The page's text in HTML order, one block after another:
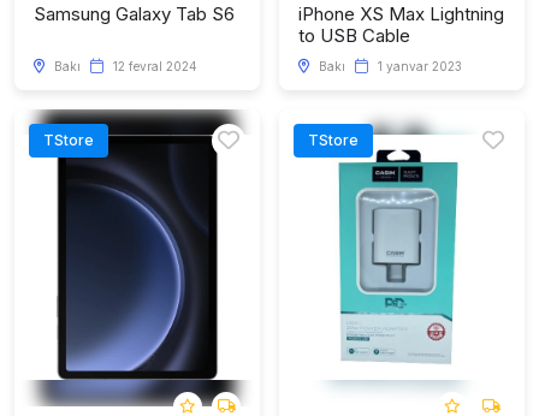
Samsung Galaxy Tab S6
Bakı 12 fevral 2024
iPhone XS Max Lightning
to USB Cable
Bakı 1 yanvar 2023
TStore TStore